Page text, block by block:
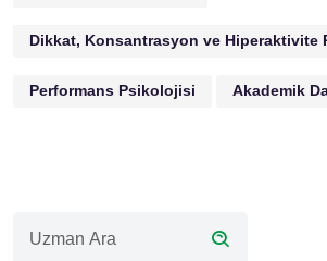
Dikkat, Konsantrasyon ve Hiperaktivite
Performans Psikolojisi Akademik